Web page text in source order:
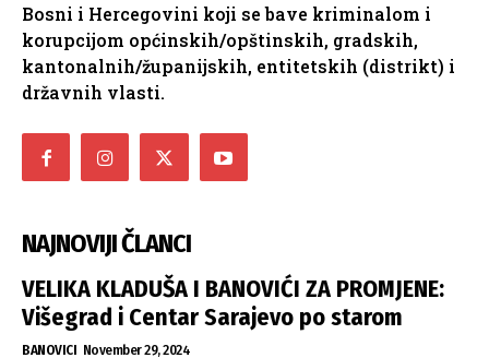
Bosni i Hercegovini koji se bave kriminalom i
korupcijom općinskih/opštinskih, gradskih,
kantonalnih/županijskih, entitetskih (distrikt) i
državnih vlasti.
NAJNOVIJI ČLANCI
VELIKA KLADUŠA I BANOVIĆI ZA PROMJENE:
Višegrad i Centar Sarajevo po starom
BANOVICI November 29, 2024